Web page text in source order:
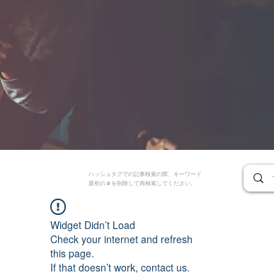
ハッシュタグでの記事検索の際、キーワード
最初の # を削除して再検索してください。
Widget Didn’t Load
Check your internet and refresh
this page.
If that doesn’t work, contact us.